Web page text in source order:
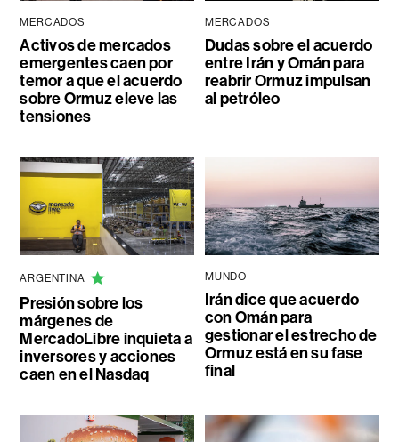
MERCADOS
Activos de mercados
emergentes caen por
temor a que el acuerdo
sobre Ormuz eleve las
tensiones
MERCADOS
Dudas sobre el acuerdo
entre Irán y Omán para
reabrir Ormuz impulsan
al petróleo
ARGENTINA
Presión sobre los
márgenes de
MercadoLibre inquieta a
inversores y acciones
caen en el Nasdaq
MUNDO
Irán dice que acuerdo
con Omán para
gestionar el estrecho de
Ormuz está en su fase
final